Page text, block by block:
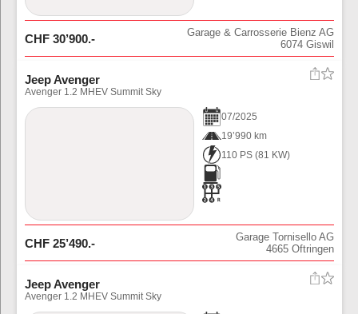
CHF 30’900.-
Garage & Carrosserie Bienz AG
6074 Giswil
Jeep Avenger
Avenger 1.2 MHEV Summit Sky
07/2025
19’990 km
110 PS (81 KW)
CHF 25’490.-
Garage Tornisello AG
4665 Oftringen
Jeep Avenger
Avenger 1.2 MHEV Summit Sky